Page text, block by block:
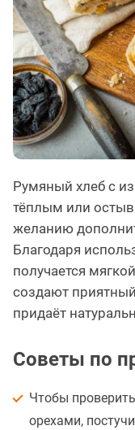
Румяный хлеб с
тёплым или
желанию
Благодаря
получается
создают
придаёт
Советы по
Чтобы
орехами,